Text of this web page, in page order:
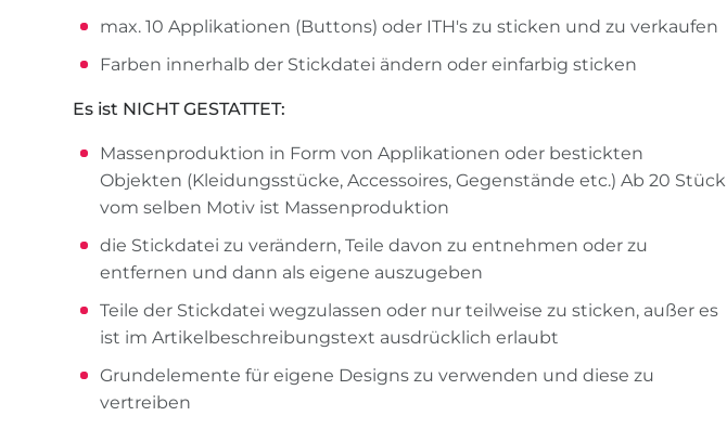
max. 10 Applikationen (Buttons) oder ITH's zu sticken und zu verkaufen
Farben innerhalb der Stickdatei ändern oder einfarbig sticken
Es ist NICHT GESTATTET:
Massenproduktion in Form von Applikationen oder bestickten
Objekten (Kleidungsstücke, Accessoires, Gegenstände etc.) Ab 20 Stück
vom selben Motiv ist Massenproduktion
die Stickdatei zu verändern, Teile davon zu entnehmen oder zu
entfernen und dann als eigene auszugeben
Teile der Stickdatei wegzulassen oder nur teilweise zu sticken, außer es
ist im Artikelbeschreibungstext ausdrücklich erlaubt
Grundelemente für eigene Designs zu verwenden und diese zu
vertreiben